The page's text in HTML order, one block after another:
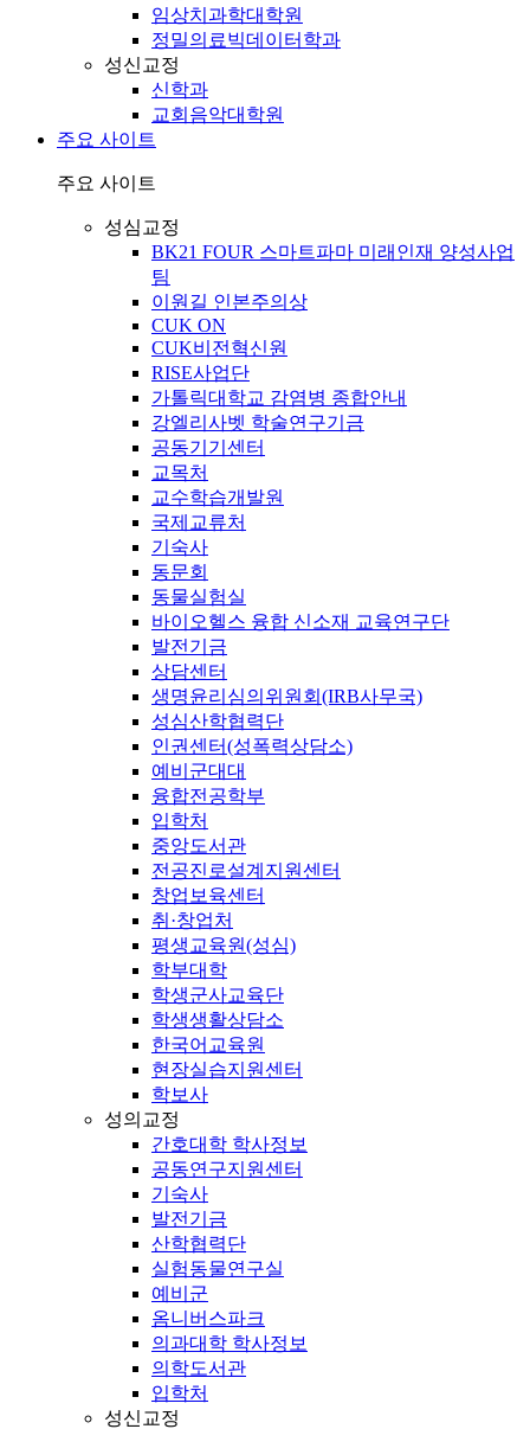
임상치과학대학원
정밀의료빅데이터학과
성신교정
신학과
교회음악대학원
주요 사이트
주요 사이트
성심교정
BK21 FOUR 스마트파마 미래인재 양성사업
팀
이원길 인본주의상
CUK ON
CUK비전혁신원
RISE사업단
가톨릭대학교 감염병 종합안내
강엘리사벳 학술연구기금
공동기기센터
교목처
교수학습개발원
국제교류처
기숙사
동문회
동물실험실
바이오헬스 융합 신소재 교육연구단
발전기금
상담센터
생명윤리심의위원회(IRB사무국)
성심산학협력단
인권센터(성폭력상담소)
예비군대대
융합전공학부
입학처
중앙도서관
전공진로설계지원센터
창업보육센터
취·창업처
평생교육원(성심)
학부대학
학생군사교육단
학생생활상담소
한국어교육원
현장실습지원센터
학보사
성의교정
간호대학 학사정보
공동연구지원센터
기숙사
발전기금
산학협력단
실험동물연구실
예비군
옴니버스파크
의과대학 학사정보
의학도서관
입학처
성신교정